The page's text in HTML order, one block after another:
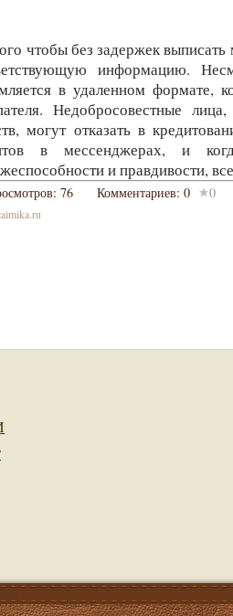
чтобы без задержек выписать
информацию.
в удаленном формате,
Недобросовестные
могут отказать в
в мессенджерах, и
и правдивости,
76 Комментариев: 0 0